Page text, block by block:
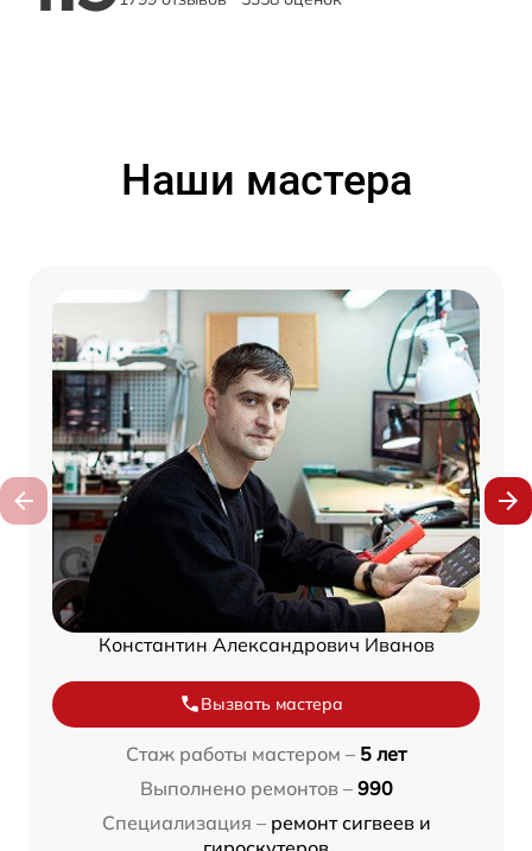
Наши мастера
Константин Александрович Иванов
Вызвать мастера
Стаж работы мастером – 5 лет
Выполнено ремонтов – 990
Специализация – ремонт сигвеев и